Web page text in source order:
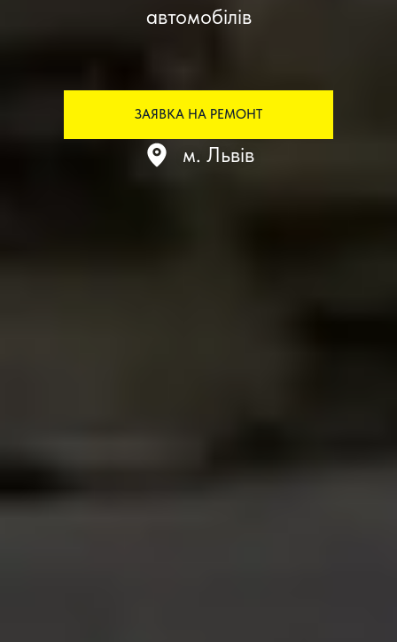
автомобілів
ЗАЯВКА НА РЕМОНТ
м. Львів